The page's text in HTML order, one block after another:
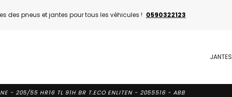
des pneus et jantes pour tous les véhicules ! 0590322123
JANTES
- 205/55 HR16 TL 91H BR T.ECO ENLITEN - 2055516 - ABB